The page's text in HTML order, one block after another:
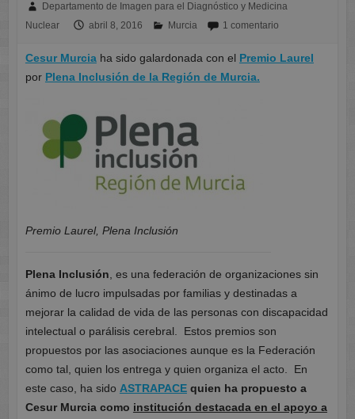
Departamento de Imagen para el Diagnóstico y Medicina
Nuclear
abril 8, 2016 Murcia 1 comentario
Cesur Murciaha sido galardonada con el Premio Laurel
por Plena Inclusión de la Región de Murcia.
Premio Laurel, Plena Inclusión
Plena Inclusión, es una federación de organizaciones sin
ánimo de lucro impulsadas por familias y destinadas a
mejorar la calidad de vida de las personas con discapacidad
intelectual o parálisis cerebral. Estos premios son
propuestos por las asociaciones aunque es la Federación
como tal, quien los entrega y quien organiza el acto. En
este caso, ha sido ASTRAPACEquien ha propuesto a
Cesur Murcia como institución destacada en el apoyo a